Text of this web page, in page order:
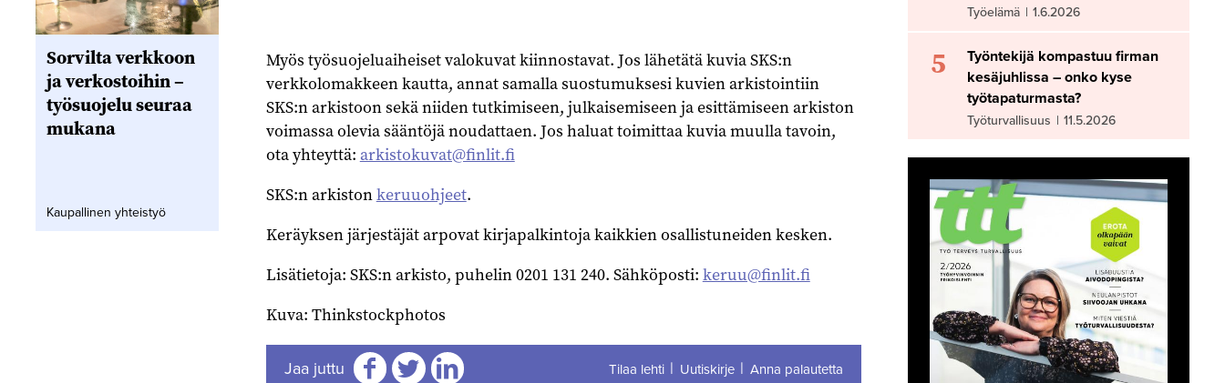
Myös työsuojeluaiheiset valokuvat kiinnostavat. Jos lähetätä kuvia SKS:n
verkkolomakkeen kautta, annat samalla suostumuksesi kuvien arkistointiin
SKS:n arkistoon sekä niiden tutkimiseen, julkaisemiseen ja esittämiseen arkiston
voimassa olevia sääntöjä noudattaen. Jos haluat toimittaa kuvia muulla tavoin,
ota yhteyttä: arkistokuvat@finlit.fi
SKS:n arkistonkeruuohjeet.
Keräyksen järjestäjät arpovat kirjapalkintoja kaikkien osallistuneiden kesken.
Lisätietoja: SKS:n arkisto, puhelin 0201 131 240. Sähköposti: keruu@finlit.fi
Kuva: Thinkstockphotos
Jaa juttu Tilaa lehti Uutiskirje Anna palautetta
Sorvilta verkkoon
ja verkostoihin –
työsuojelu seuraa
mukana
Kaupallinen yhteistyö
Työelämä | 1.6.2026
5
Työntekijä kompastuu firman
kesäjuhlissa – onko kyse
työtapaturmasta?
Työturvallisuus | 11.5.2026